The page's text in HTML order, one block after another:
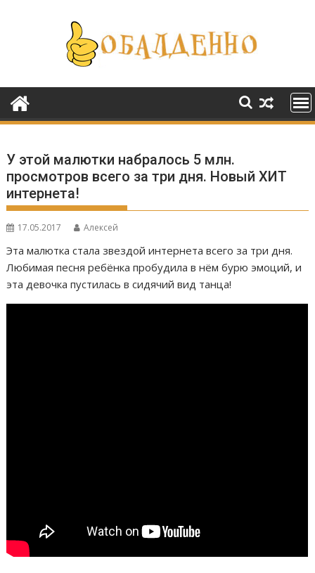
содержимому
У этой малютки набралось 5 млн.
просмотров всего за три дня. Новый ХИТ
интернета!
17.05.2017 Алексей
Эта малютка стала звездой интернета всего за три дня.
Любимая песня ребёнка пробудила в нём бурю эмоций, и
эта девочка пустилась в сидячий вид танца!